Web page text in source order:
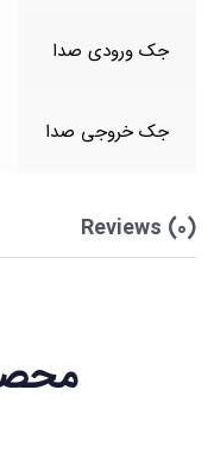
جک ورودی صدا
جک خروجی صدا
Reviews (0)